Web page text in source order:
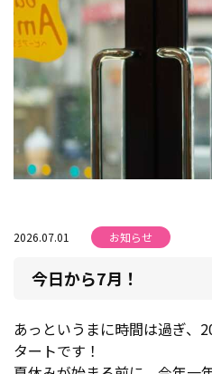
2026.07.01 お知らせ
今日から7月！
あっというまに時間は過ぎ、
タートです！